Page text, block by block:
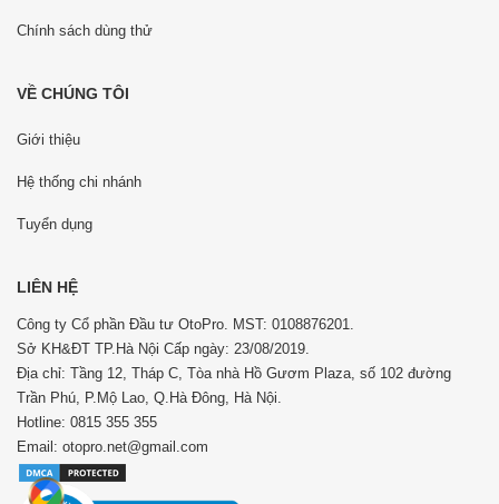
Chính sách dùng thử
VỀ CHÚNG TÔI
Giới thiệu
Hệ thống chi nhánh
Tuyển dụng
LIÊN HỆ
Công ty Cổ phần Đầu tư OtoPro. MST: 0108876201.
Sở KH&ĐT TP.Hà Nội Cấp ngày: 23/08/2019.
Địa chỉ: Tầng 12, Tháp C, Tòa nhà Hồ Gươm Plaza, số 102 đường
Trần Phú, P.Mộ Lao, Q.Hà Đông, Hà Nội.
Hotline: 0815 355 355
Email: otopro.net@gmail.com